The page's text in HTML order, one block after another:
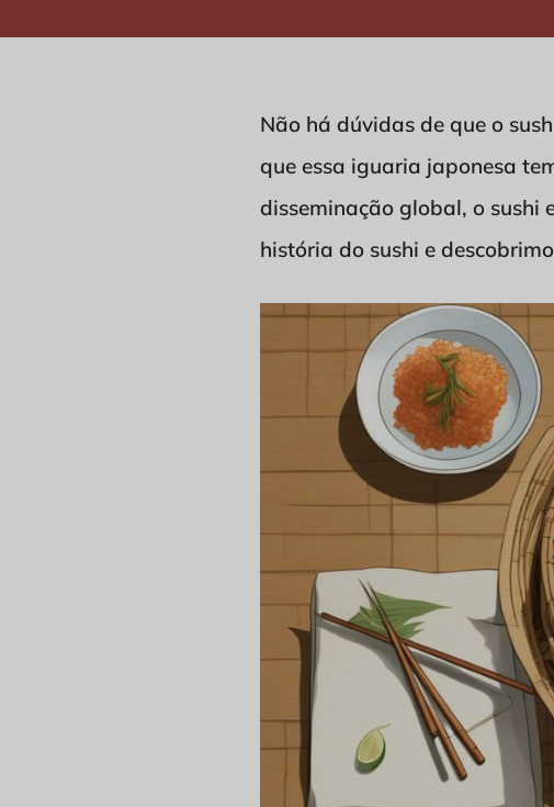
Não há dúvidas de que o
que essa iguaria japonesa
disseminação global, o sushi
história do sushi e